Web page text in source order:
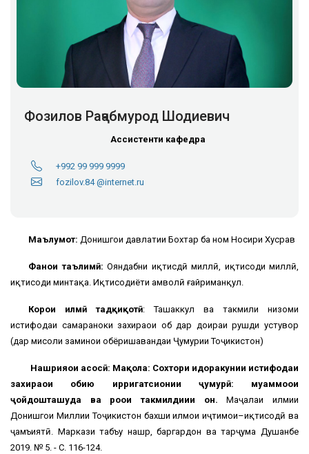
Фозилов Раҷабмурод Шодиевич
Ассистенти кафедра
+992 99 999 9999
fozilov.84 @internet.ru
Маълумот: Донишгоҳи давлатии Бохтар ба ном Носири Хусрав
Фанҳои таълимӣ: Ояндабни иқтисдӣ миллӣ, иқтисоди миллӣ,
иқтисоди минтақа. Иқтисодиёти амволӣ ғайриманқул.
Корҳои илмӣ тадқиқотӣ: Ташаккул ва такмили низоми
истифодаи самараноки захираҳои об дар доираи рушди устувор
(дар мисоли заминҳои обёришавандаи Ҷумҳурии Тоҷикистон)
Нашрияҳои асосӣ: Мақола: Сохтори идоракунии истифодаи
захираҳои обию ирригатсионии ҷумҳурӣ: муаммоҳои
ҷойдошташуда ва роҳҳои такмилдиҳии он. Маҷалаи илмии
Донишгоҳи Миллии Тоҷикистон бахши илмҳои иҷтимои–иқтисодӣ ва
ҷамъиятӣ. Маркази табъу нашр, баргардон ва тарҷума Душанбе
2019. № 5. - С. 116-124.